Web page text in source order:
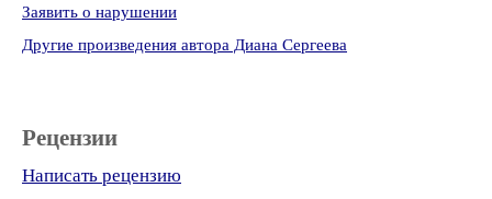
Заявить о нарушении
Другие произведения автора Диана Сергеева
Рецензии
Написать рецензию